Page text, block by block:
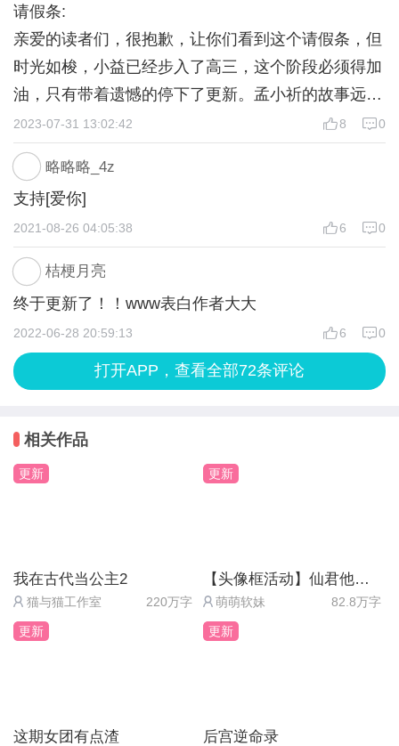
请假条:
亲爱的读者们，很抱歉，让你们看到这个请假条，但
时光如梭，小益已经步入了高三，这个阶段必须得加
油，只有带着遗憾的停下了更新。孟小祈的故事远没
结束，我的未来也还在熠熠生辉的远方。
我的作品不可能烂尾【当然离完结还早的很】，为了
发电的初心一直都没变，为了完成我9岁时的梦想。
恳请大家再等等我，2024的六月准时和大家见面。祝
大家在三次元里万事如意！祝我2024高考成功上岸！
0
8
2023-07-31 13:02:42
略略略_4z
支持[爱你]
0
6
2021-08-26 04:05:38
桔梗月亮
终于更新了！！www表白作者大大
0
6
2022-06-28 20:59:13
打开APP，查看全部72条评论
相关作品
更新
我在古代当公主2
猫与猫工作室 220万字
更新
【头像框活动】仙君他道心不稳
萌萌软妹 82.8万字
更新
这期女团有点渣
更新
后宫逆命录